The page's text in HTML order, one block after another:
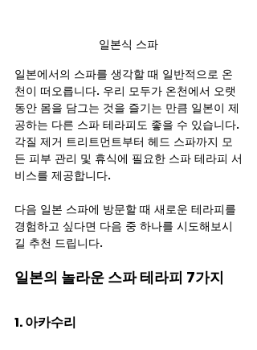
일본식 스파
일본에서의 스파를 생각할 때 일반적으로 온
천이 떠오릅니다. 우리 모두가 온천에서 오랫
동안 몸을 담그는 것을 즐기는 만큼 일본이 제
공하는 다른 스파 테라피도 좋을 수 있습니다.
각질 제거 트리트먼트부터 헤드 스파까지 모
든 피부 관리 및 휴식에 필요한 스파 테라피 서
비스를 제공합니다.
다음 일본 스파에 방문할 때 새로운 테라피를
경험하고 싶다면 다음 중 하나를 시도해보시
길 추천 드립니다.
일본의 놀라운 스파 테라피 7가지
1. 아카수리